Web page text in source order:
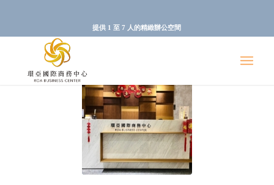
提供 1 至 7 人的精緻辦公空間